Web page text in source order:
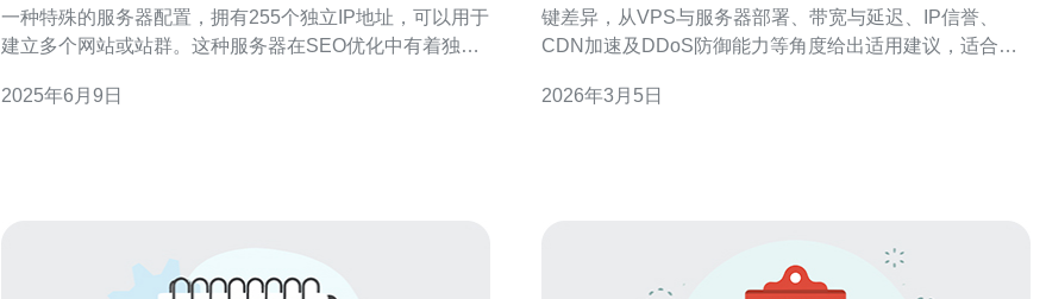
一种特殊的服务器配置，拥有255个独立IP地址，可以用于
建立多个网站或站群。这种服务器在SEO优化中有着独特
站群服务器拥有强大的性能和稳定的网络连接，可以满足
2025年6月9日
键差异，从VPS与服务器部署、带宽与延迟、IP信誉、
CDN加速及DDoS防御能力等角度给出适用建议，适合做
讯电讯作为提供韩国原生独享IP、稳定出口与完善DDoS防
2026年3月5日